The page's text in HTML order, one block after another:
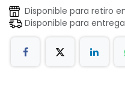
Disponible para retiro
Disponible para